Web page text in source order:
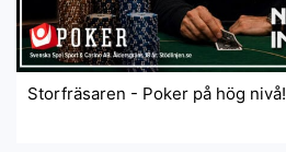
Storfräsaren - Poker på hög nivå!